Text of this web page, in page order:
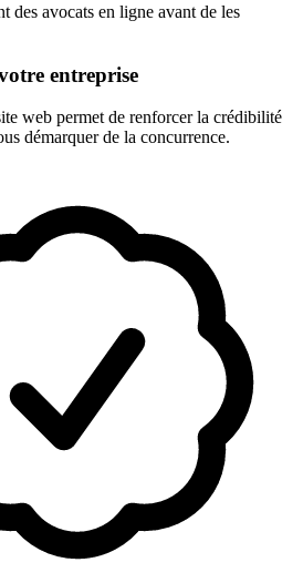
des avocats en ligne avant de les
entreprise
web permet de renforcer la crédibilité
démarquer de la concurrence.